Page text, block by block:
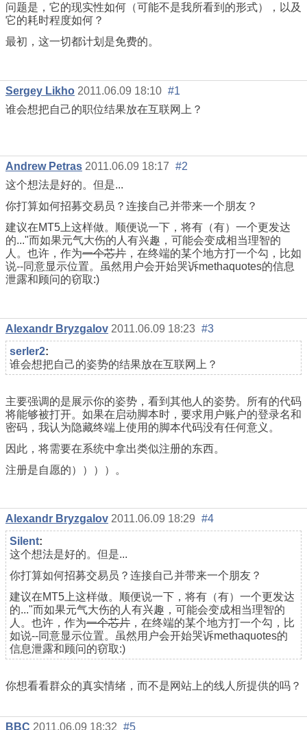
问题是，它的现实性如何（可能不是我所看到的形式），以及
它的耗时程度如何？
最初，这一切都计划是免费的。
Sergey Likho 2011.06.09 18:10 #1
谁会想把自己的职位结果放在互联网上？
Andrew Petras 2011.06.09 18:17 #2
这个想法是好的。但是...
你打算如何招募交易员？连接自己并带来一个朋友？
建议在MT5上这样做。顺便说一下，将有（有）一个更发达
的..."而如果元气大伤的人有兴趣，可能会变成相当理智的
人。也许，作为一个芯片 ，在终端的某个地方打一个勾，比如
说--同意显示位置。虽然用户会开始哭诉methaquotes的信息
泄露和顾问的窃取:)
Alexandr Bryzgalov 2011.06.09 18:23 #3
serler2:
谁会想把自己的姿势的结果放在互联网上？
主要强调的是展示你的姿势，看到其他人的姿势。所有的代码
将能够被打开。如果在启动脚本时，要求用户账户的登录名和
密码，我认为隐藏终端上使用的脚本代码没有任何意义。
因此，将需要在系统中拿出类似注册的东西。
注册是自愿的））））。
Alexandr Bryzgalov 2011.06.09 18:29 #4
Silent:
这个想法是好的。但是...
你打算如何招募交易员？连接自己并带来一个朋友？
建议在MT5上这样做。顺便说一下，将有（有）一个更发达
的..."而如果元气大伤的人有兴趣，可能会变成相当理智的
人。也许，作为一个芯片 ，在终端的某个地方打一个勾，比
如说--同意显示位置。虽然用户会开始哭诉methaquotes的
信息泄露和顾问的窃取:)
你想看看群众的真实情绪，而不是网站上的线人所提供的吗？
BBC 2011.06.09 18:32 #5